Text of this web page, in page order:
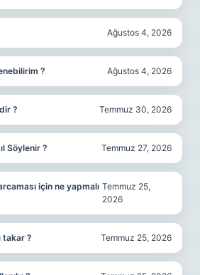
Ağustos 4, 2026
? Ağustos 4, 2026
? Temmuz 30, 2026
Söylenir ? Temmuz 27, 2026
için ne yapmalı Temmuz 25,
2026
takar ? Temmuz 25, 2026